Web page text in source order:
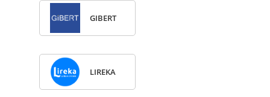
GIBERT
LIREKA